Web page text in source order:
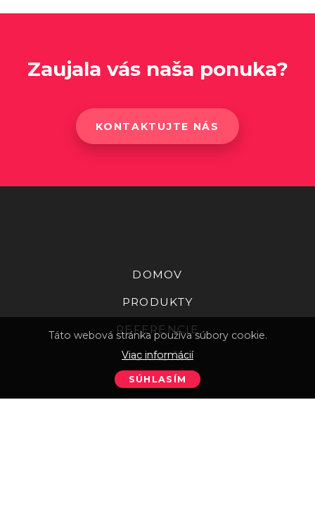
Zaujala vás naša ponuka?
KONTAKTUJTE NÁS
DOMOV
PRODUKTY
REFERENCIE
PORADŇA
KONTAKT
Táto webová stránka používa súbory cookie.
Viac informácií
SÚHLASÍM